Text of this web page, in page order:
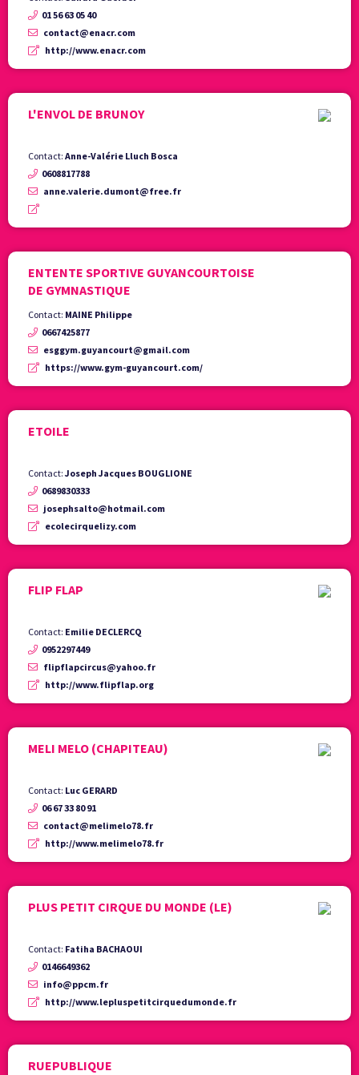
01 56 63 05 40
contact@enacr.com
http://www.enacr.com
L'ENVOL DE BRUNOY
Contact: Anne-Valérie Lluch Bosca
0608817788
anne.valerie.dumont@free.fr
ENTENTE SPORTIVE GUYANCOURTOISE
DE GYMNASTIQUE
Contact: MAINE Philippe
0667425877
esggym.guyancourt@gmail.com
https://www.gym-guyancourt.com/
ETOILE
Contact: Joseph Jacques BOUGLIONE
0689830333
josephsalto@hotmail.com
ecolecirquelizy.com
FLIP FLAP
Contact: Emilie DECLERCQ
0952297449
flipflapcircus@yahoo.fr
http://www.flipflap.org
MELI MELO (CHAPITEAU)
Contact: Luc GERARD
06 67 33 80 91
contact@melimelo78.fr
http://www.melimelo78.fr
PLUS PETIT CIRQUE DU MONDE (LE)
Contact: Fatiha BACHAOUI
0146649362
info@ppcm.fr
http://www.lepluspetitcirquedumonde.fr
RUEPUBLIQUE